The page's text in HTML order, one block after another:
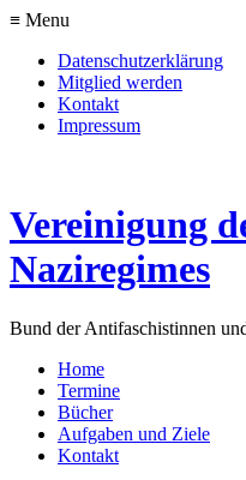
≡ Menu
Datenschutzerklärung
Mitglied werden
Kontakt
Impressum
Vereinigung
Naziregimes
Bund der Antifaschistinnen
Home
Termine
Bücher
Aufgaben und Ziele
Kontakt